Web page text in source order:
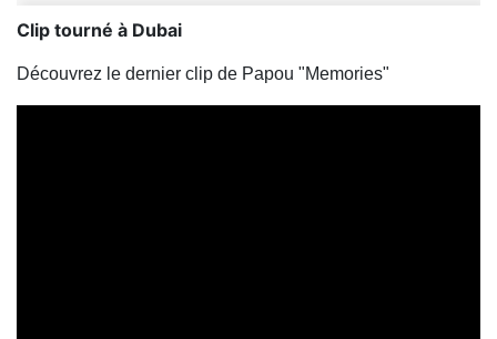
Clip tourné à Dubai
Découvrez le dernier clip de Papou "Memories"